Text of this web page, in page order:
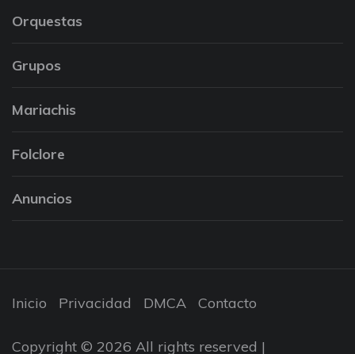
Orquestas
Grupos
Mariachis
Folclore
Anuncios
Inicio Privacidad DMCA Contacto
Copyright © 2026 All rights reserved |